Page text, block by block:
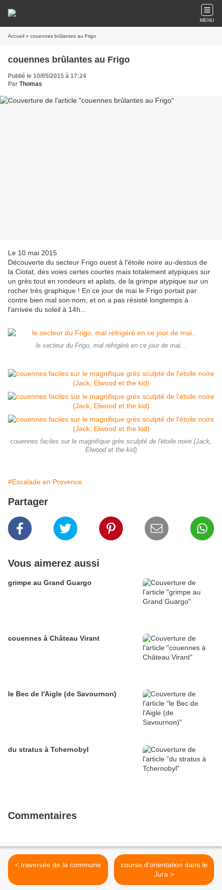
MENU
Accueil » couennes brûlantes au Frigo
couennes brûlantes au Frigo
Publié le 10/05/2015 à 17:24
Par Thomas
Le 10 mai 2015
Découverte du secteur Frigo ouest à l'étoile noire au-dessus de
la Ciotat, des voies certes courtes mais totalement atypiques sur
un grès tout en rondeurs et aplats, de la grimpe atypique sur un
rocher très graphique ! En ce jour de mai le Frigo portait par
contre bien mal son nom, et on a pas résisté longtemps à
l'arrivée du soleil à 14h...
le secteur du Frigo, mal réfrigéré en ce jour de mai...
couennes faciles sur le magnifique grès sculpté de l'étoile noire (Jack,
Elwood et the kid)
#Escalade en Provence
Partager
Vous aimerez aussi
grimpe au Grand Guargo
couennes à Château Virant
le Bec de l'Aigle (de Savournon)
du stratus à Tchernobyl
Commentaires
< traversée de la commune
course d'orientation dans le
Jura >